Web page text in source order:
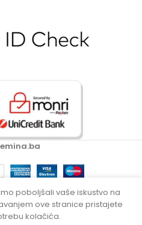
poboljšali vaše iskustvo na
ove stranice pristajete
kolačića.
- +